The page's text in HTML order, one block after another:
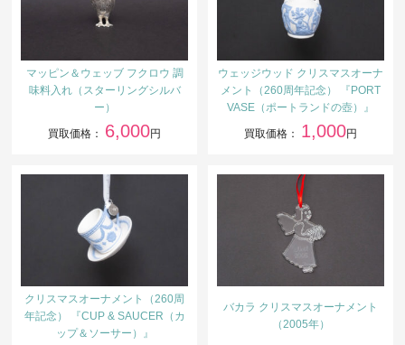
マッピン＆ウェッブ フクロウ 調
味料入れ（スターリングシルバ
ー）
買取価格： 6,000円
ウェッジウッド クリスマスオーナ
メント（260周年記念） 『PORT
VASE（ポートランドの壺）』
買取価格： 1,000円
クリスマスオーナメント（260周
年記念） 『CUP & SAUCER（カ
ップ＆ソーサー）』
バカラ クリスマスオーナメント
（2005年）